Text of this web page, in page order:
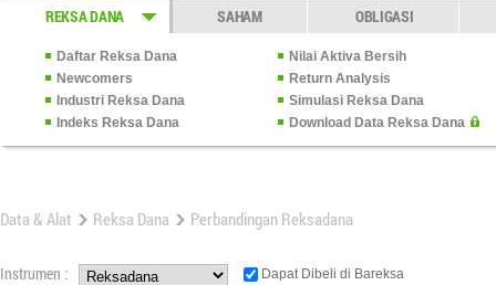
REKSA DANA SAHAM OBLIGASI
Daftar Reksa Dana
Nilai Aktiva Bersih
Newcomers
Return Analysis
Industri Reksa Dana
Simulasi Reksa Dana
Indeks Reksa Dana
Download Data Reksa Dana
Data & Alat Reksa Dana Perbandingan Reksadana
Instrumen : Dapat Dibeli di Bareksa